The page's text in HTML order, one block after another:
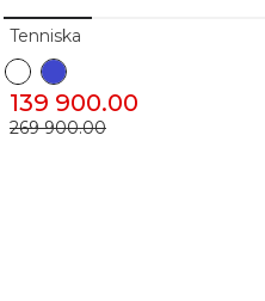
Tenniska
139 900.00
269 900.00